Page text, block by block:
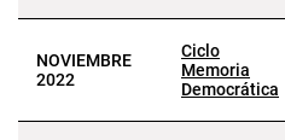
NOVIEMBRE
2022
Ciclo
Memoria
Democrática